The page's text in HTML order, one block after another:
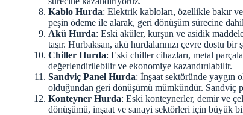
Kablo Hurda: Elektrik kabloları, özellikle bakır
peşin ödeme ile alarak, geri dönüşüm sürecine
Akü Hurda: Eski aküler, kurşun ve asidik
taşır. Hurbaksan, akü hurdalarınızı çevre dostu
Chiller Hurda: Eski chiller cihazları, metal
değerlendirilebilir ve ekonomiye kazandırılabilir.
Sandviç Panel Hurda: İnşaat sektöründe yaygın
olduğundan geri dönüşümü mümkündür. Sandviç
Konteyner Hurda: Eski konteynerler, demir ve
dönüşümü, inşaat ve sanayi sektörleri için büyük